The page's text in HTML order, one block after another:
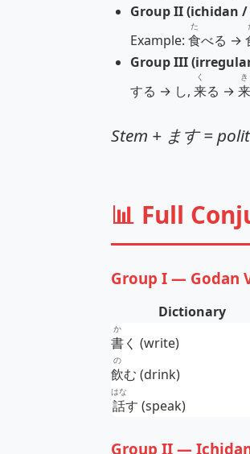
Group II (ichidan /
Example: 食
た
べる →
Group III
する → し, 来
く
る → 来
き
Stem + ます =
📊 Full
Group I — Godan
Dictionary
書
か
く (write)
飲
の
む (drink)
話
はな
す (speak)
Group II —